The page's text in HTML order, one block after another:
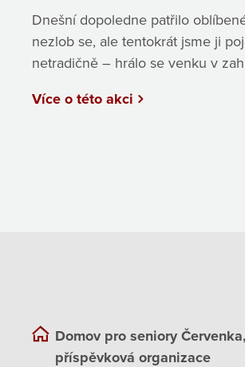
Dnešní dopoledne patřilo
nezlob se, ale tentokrát jsme ji
netradičně – hrálo se venku v
Více o této akci
Domov pro seniory Červenka,
příspěvková organizace